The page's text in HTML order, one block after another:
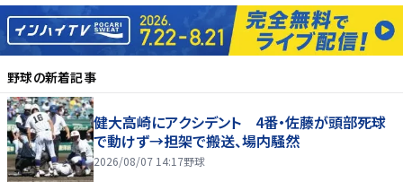
野球の新着記事
健大高崎にアクシデント 4番・佐藤が頭部死球
で動けず→担架で搬送、場内騒然
2026/08/07 14:17野球